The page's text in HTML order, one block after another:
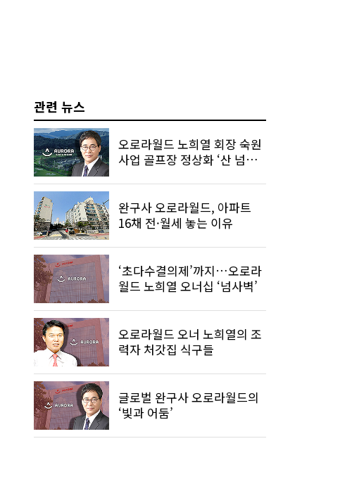
관련 뉴스
오로라월드 노희열 회장 숙원
사업 골프장 정상화 ‘산 넘어
완구사 오로라월드, 아파트
16채 전·월세 놓는 이유
‘초다수결의제’까지…오로라
월드 노희열 오너십 ‘넘사벽’
오로라월드 오너 노희열의 조
력자 처갓집 식구들
글로벌 완구사 오로라월드의
‘빛과 어둠’